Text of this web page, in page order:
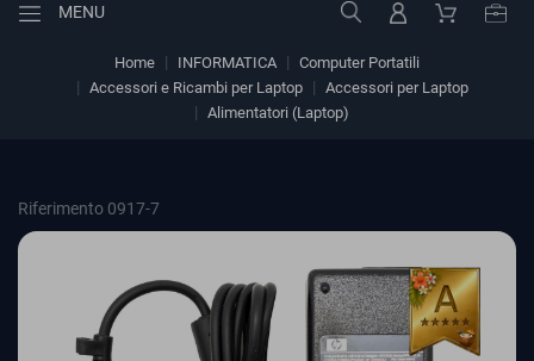
MENU
Home INFORMATICA
Computer Portatili
Accessori e Ricambi per Laptop
Accessori per Laptop
Alimentatori (Laptop)
Riferimento 0917-7